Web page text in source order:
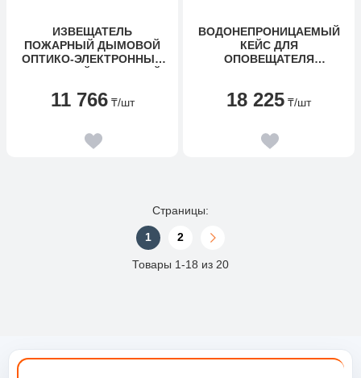
ИЗВЕЩАТЕЛЬ
ПОЖАРНЫЙ ДЫМОВОЙ
ОПТИКО-ЭЛЕКТРОННЫЙ
ТОЧЕЧНЫЙ АДРЕСНЫЙ
11 766 ₸/шт
ВОДОНЕПРОНИЦАЕМЫЙ
КЕЙС ДЛЯ
ОПОВЕЩАТЕЛЯ
18 225 ₸/шт
Страницы:
1 2
Товары 1-18 из 20